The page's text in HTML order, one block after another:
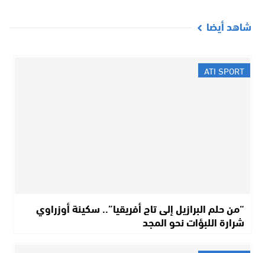
شاهد أيضا
ATI SPORT
“من حلم البرازيل إلى تاج أفريقيا”.. سكينة أوزراوي
شرارة اللبؤات نحو المجد